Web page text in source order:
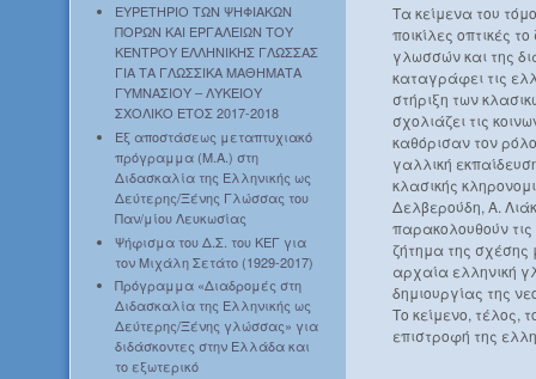
ΕΥΡΕΤΗΡΙΟ ΤΩΝ ΨΗΦΙΑΚΩΝ
ΠΟΡΩΝ ΚΑΙ ΕΡΓΑΛΕΙΩΝ ΤΟΥ
ΚΕΝΤΡΟΥ ΕΛΛΗΝΙΚΗΣ ΓΛΩΣΣΑΣ
ΓΙΑ ΤΑ ΓΛΩΣΣΙΚΑ ΜΑΘΗΜΑΤΑ
ΓΥΜΝΑΣΙΟΥ – ΛΥΚΕΙΟΥ
ΣΧΟΛΙΚΟ ΕΤΟΣ 2017-2018
Εξ αποστάσεως μεταπτυχιακό
πρόγραμμα (Μ.Α.) στη
Διδασκαλία της Ελληνικής ως
Δεύτερης/Ξένης Γλώσσας του
Παν/μίου Λευκωσίας
Ψήφισμα του Δ.Σ. του ΚΕΓ για
τον Μιχάλη Σετάτο (1929-2017)
Πρόγραμμα «Διαδρομές στη
Διδασκαλία της Ελληνικής ως
Δεύτερης/Ξένης γλώσσας» για
διδάσκοντες στην Ελλάδα και
το εξωτερικό
Τα κείμενα του
ποικίλες οπτικές
γλωσσών και της
καταγράφει τις
στήριξη των
σχολιάζει τις
καθόρισαν τον
γαλλική
κλασικής
Δελβερούδη, Α.
παρακολουθούν τις
ζήτημα της σχέσης
αρχαία ελληνική
δημιουργίας της
Το κείμενο, τέλος,
επιστροφή της